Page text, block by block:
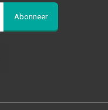
Abonneer